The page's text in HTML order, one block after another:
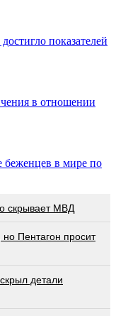
показателей
в отношении
в мире по
скрывает МВД
Пентагон просит
детали